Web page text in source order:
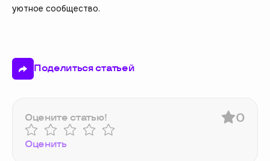
уютное сообщество.
Поделиться статьей
Оцените статью!
Оценить
0